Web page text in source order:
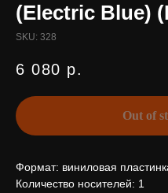
(Electric Blue)
SKU: 328
6 080 р.
Out of
Формат: виниловая
Количество носителей: 1